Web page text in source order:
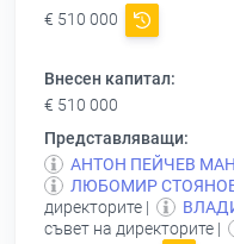
€ 510 000
Внесен капитал:
€ 510 000
Представляващи:
АНТОН ПЕЙЧЕВ
ЛЮБОМИР
директорите |
съвет на директорите |